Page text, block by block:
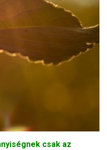
csak az